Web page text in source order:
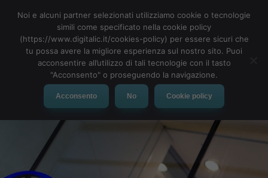
MENU
Noi e alcuni partner selezionati utilizziamo cookie o tecnologie
simili come specificato nella cookie policy
(https://www.digitalic.it/cookies-policy) per essere sicuri che
tu possa avere la migliore esperienza sul nostro sito. Puoi
acconsentire all’utilizzo di tali tecnologie con il tasto
"Acconsento" o proseguendo la navigazione.
Acconsento No Cookie policy